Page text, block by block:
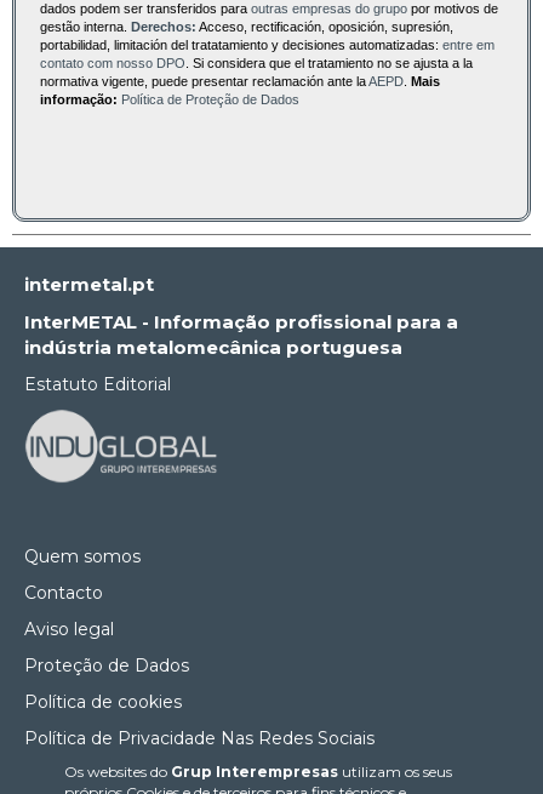
Os websites do Grup Interempresasutilizam os seus
dados podem ser transferidos para outras empresas do grupo por motivos de
gestão interna.
Derechos: Acceso, rectificación, oposición, supresión,
portabilidad, limitación del tratatamiento y decisiones automatizadas: entre em
contato com nosso DPO . Si considera que el tratamiento no se ajusta a la
normativa vigente, puede presentar reclamación ante laAEPD
Mais
informação: Política de Proteção de Dados
intermetal.pt
InterMETAL - Informação profissional para a
indústria metalomecânica portuguesa
Estatuto Editorial
Quem somos
Contacto
Aviso legal
Proteção de Dados
Política de cookies
Política de Privacidade Nas Redes Sociais
Canal de denúncias